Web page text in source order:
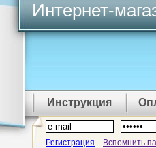
Интернет-
Инструкция
Регистрация Вспомнить